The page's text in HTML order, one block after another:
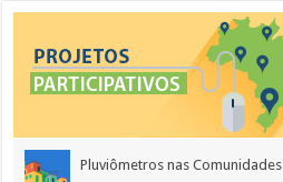
Pluviômetros nas Comunidades